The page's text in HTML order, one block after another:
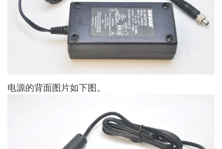
电源的背面图片如下图。